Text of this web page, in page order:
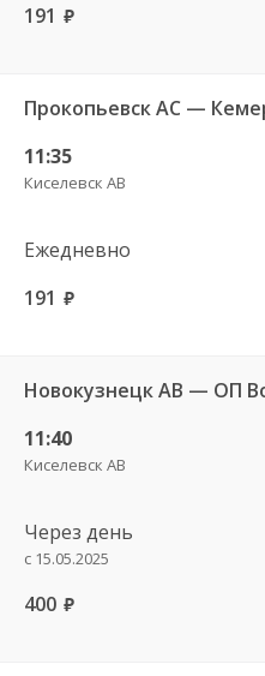
191 руб.
Прокопьевск АС —
11:35
Киселевск АВ
Ежедневно
191 руб.
11:40
Киселевск АВ
Через день
с 15.05.2025
400 руб.